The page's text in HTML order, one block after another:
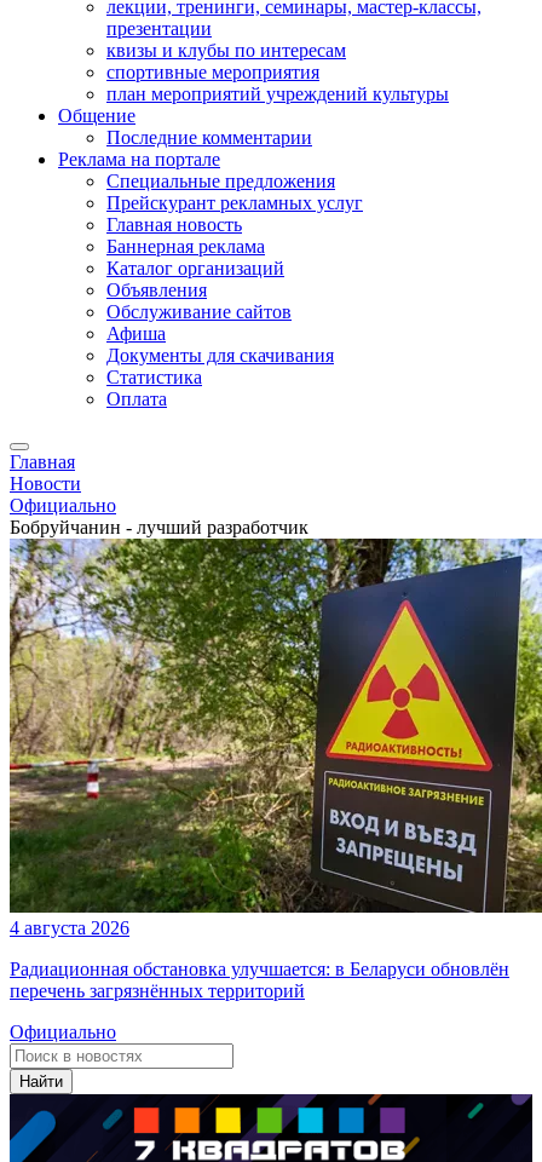
лекции, тренинги, семинары, мастер-классы,
презентации
квизы и клубы по интересам
спортивные мероприятия
план мероприятий учреждений культуры
Общение
Последние комментарии
Реклама на портале
Специальные предложения
Прейскурант рекламных услуг
Главная новость
Баннерная реклама
Каталог организаций
Объявления
Обслуживание сайтов
Афиша
Документы для скачивания
Статистика
Оплата
Главная
Новости
Официально
Бобруйчанин - лучший разработчик
4 августа 2026
Радиационная обстановка улучшается: в Беларуси обновлён
перечень загрязнённых территорий
Официально
Найти